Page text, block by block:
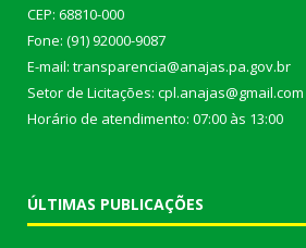
CEP: 68810-000
Fone: (91) 92000-9087
E-mail: transparencia@anajas.pa.gov.br
Setor de Licitações: cpl.anajas@gmail.com
Horário de atendimento: 07:00 às 13:00
ÚLTIMAS PUBLICAÇÕES